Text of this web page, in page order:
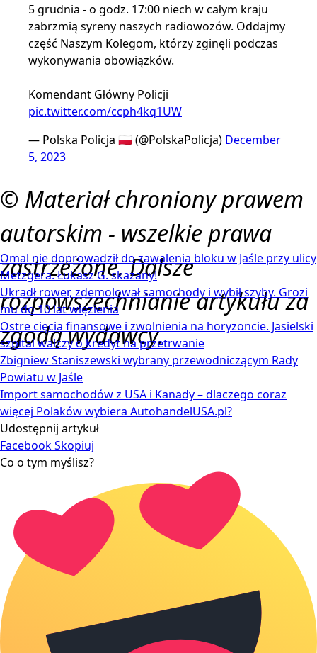
5 grudnia - o godz. 17:00 niech w całym kraju
zabrzmią syreny naszych radiowozów. Oddajmy
część Naszym Kolegom, którzy zginęli podczas
wykonywania obowiązków.
Komendant Główny Policji
pic.twitter.com/ccph4kq1UW
— Polska Policja 🇵🇱 (@PolskaPolicja) December
5, 2023
© Materiał chroniony prawem
autorskim - wszelkie prawa
zastrzeżone. Dalsze
rozpowszechnianie artykułu za
zgodą wydawcy.
Omal nie doprowadził do zawalenia bloku w Jaśle przy ulicy
Metzgera. Łukasz G. skazany!
Ukradł rower, zdemolował samochody i wybił szyby. Grozi
mu do 10 lat więzienia
Ostre cięcia finansowe i zwolnienia na horyzoncie. Jasielski
szpital walczy o kredyt na przetrwanie
Zbigniew Staniszewski wybrany przewodniczącym Rady
Powiatu w Jaśle
Import samochodów z USA i Kanady – dlaczego coraz
więcej Polaków wybiera AutohandelUSA.pl?
Udostępnij artykuł
FacebookSkopiuj
Co o tym myślisz?